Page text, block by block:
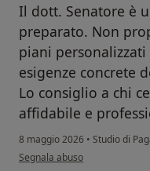
Il dott. Senatore è
preparato. Non
piani
esigenze concrete
Lo consiglio a chi
affidabile e
8 maggio 2026 • Studio di
secondo l'opinione dell'utente
Segnala abuso